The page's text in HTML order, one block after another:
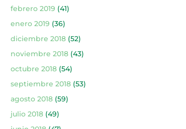
febrero 2019 (41)
enero 2019 (36)
diciembre 2018(52)
noviembre 2018(43)
octubre 2018(54)
septiembre 2018(53)
agosto 2018(59)
julio 2018(49)